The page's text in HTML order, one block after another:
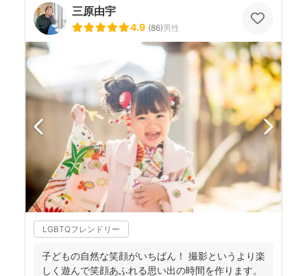
三原由宇
4.9 (86)男性
LGBTQフレンドリー
子どもの自然な笑顔がいちばん！ 撮影というより楽
しく遊んで笑顔あふれる思い出の時間を作ります。